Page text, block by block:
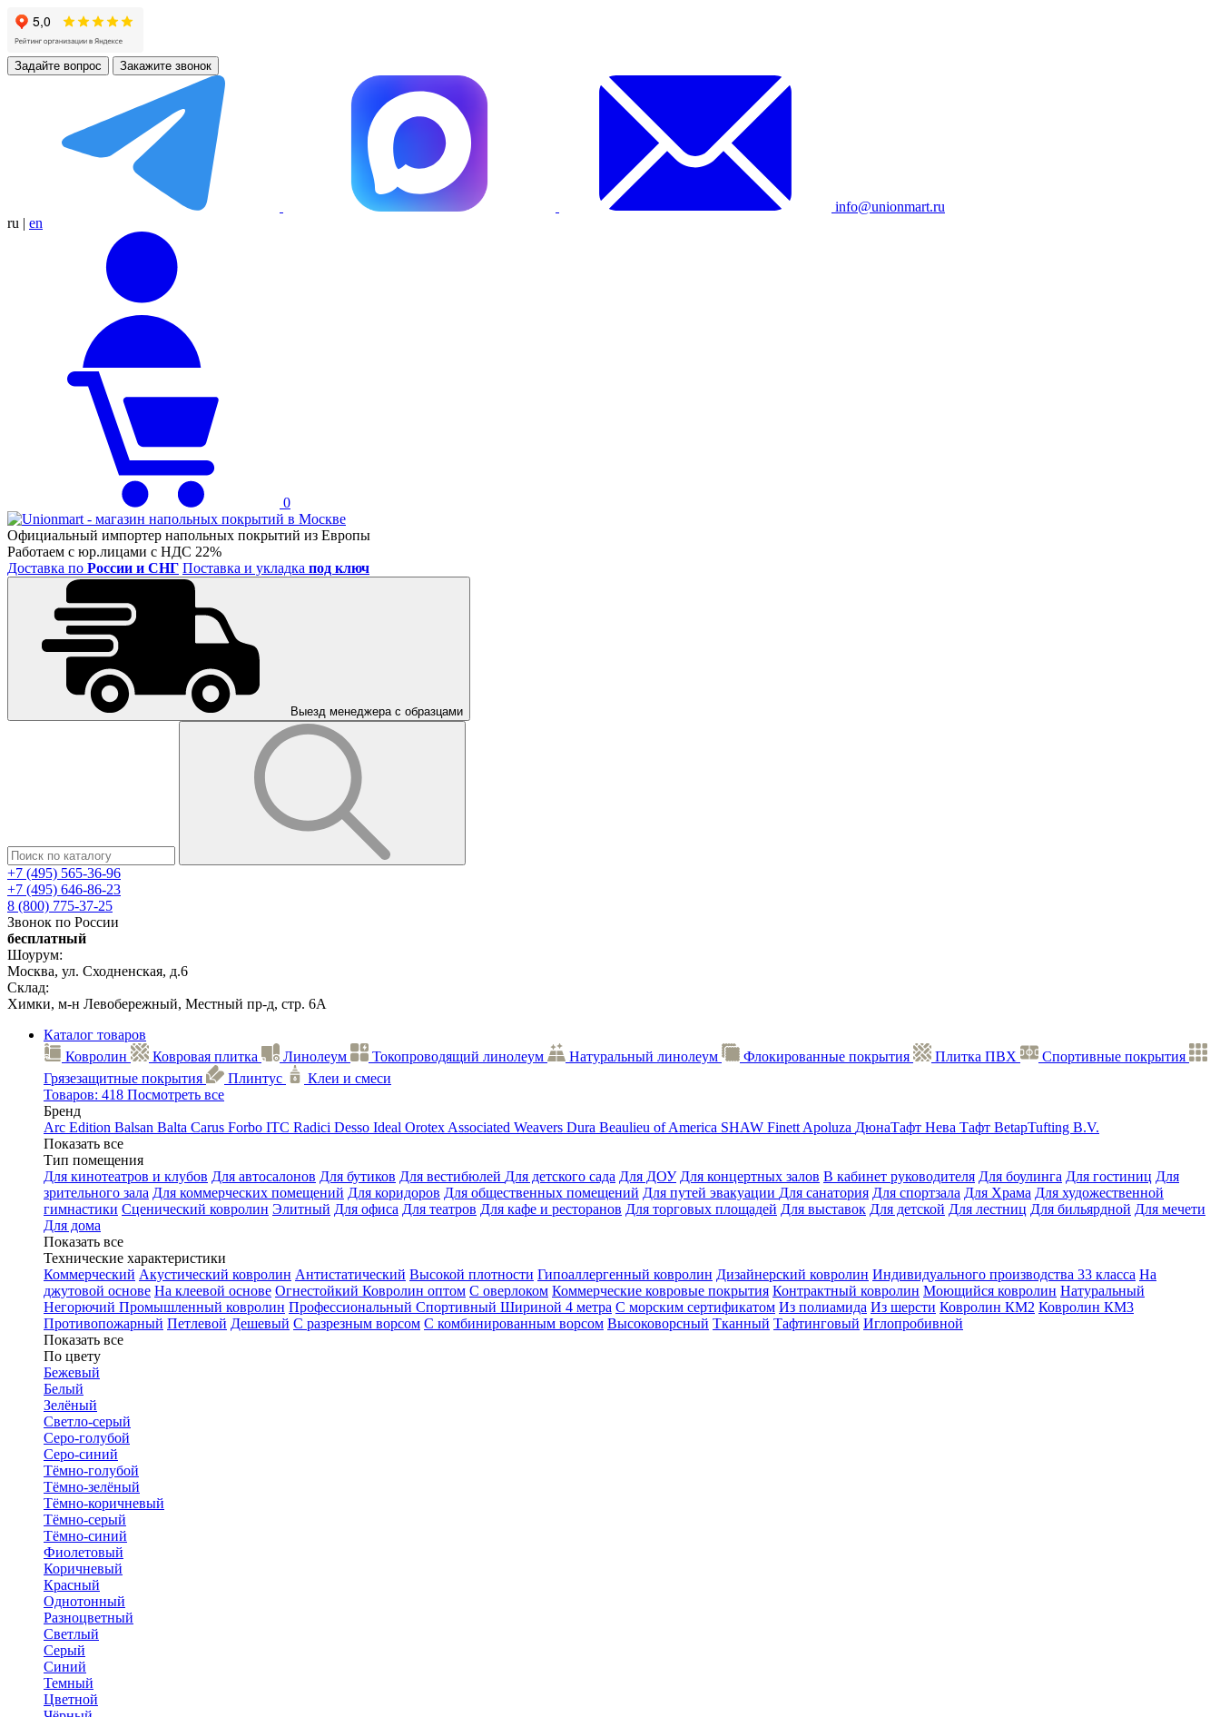
Задайте вопрос Закажите звонок
info@unionmart.ru
ru | en
0
Официальный импортер напольных покрытий из Европы
Работаем с юр.лицами с НДС 22%
Доставка по России и СНГ Поставка и укладка под ключ
Выезд менеджера с образцами
+7 (495) 565-36-96
+7 (495) 646-86-23
8 (800) 775-37-25
Звонок по России
бесплатный
Шоурум:
Москва, ул. Сходненская, д.6
Склад:
Химки, м-н Левобережный, Местный пр-д, стр. 6А
Каталог товаров
Ковролин
Ковровая плитка Линолеум Токопроводящий линолеум Натуральный линолеум Флокированные покрытия Плитка ПВХ
Спортивные покрытия
Грязезащитные покрытия
Плинтус
Клеи и смеси
Товаров: 418 Посмотреть все
Бренд
Arc Edition Balsan Balta Carus Forbo ITC Radici Desso Ideal Orotex Associated Weavers Dura Beaulieu of America SHAW Finett Apoluza ДюнаТафт Нева Тафт BetapTufting B.V.
Показать все
Тип помещения
Для кинотеатров и клубов Для автосалонов Для бутиков Для вестибюлей Для детского сада Для ДОУ Для концертных залов В кабинет руководителя Для боулинга Для гостиниц Для
зрительного зала Для коммерческих помещений Для коридоров Для общественных помещений Для путей эвакуации Для санатория Для спортзала Для Храма Для художественной
гимнастики Сценический ковролин Элитный Для офиса Для театров Для кафе и ресторанов Для торговых площадей Для выставок Для детской Для лестниц Для бильярдной Для мечети
Для дома
Показать все
Технические характеристики
Коммерческий Акустический ковролин Антистатический Высокой плотности Гипоаллергенный ковролин Дизайнерский ковролин Индивидуального производства 33 класса На
джутовой основе На клеевой основе Огнестойкий Ковролин оптом С оверлоком Коммерческие ковровые покрытия Контрактный ковролин Моющийся ковролин Натуральный
Негорючий Промышленный ковролин Профессиональный Спортивный Шириной 4 метра С морским сертификатом Из полиамида Из шерсти Ковролин КМ2 Ковролин КМ3
Противопожарный Петлевой Дешевый С разрезным ворсом С комбинированным ворсом Высоковорсный Тканный Тафтинговый Иглопробивной
Показать все
По цвету
Бежевый
Белый
Зелёный
Светло-серый
Серо-голубой
Серо-синий
Тёмно-голубой
Тёмно-зелёный
Тёмно-коричневый
Тёмно-серый
Тёмно-синий
Фиолетовый
Коричневый
Красный
Однотонный
Разноцветный
Светлый
Серый
Синий
Темный
Цветной